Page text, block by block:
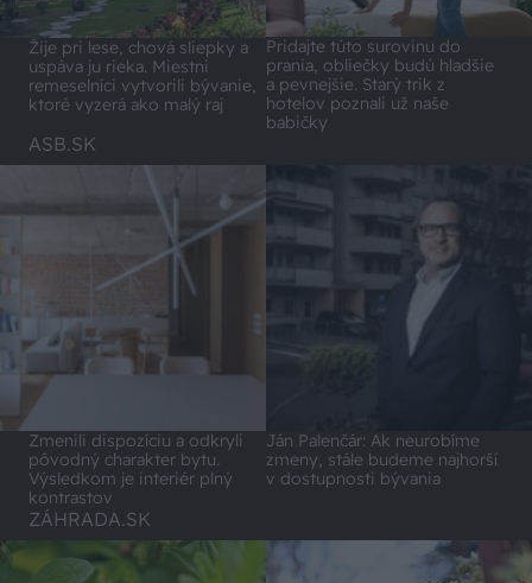
Žije pri lese, chová sliepky a
uspáva ju rieka. Miestni
remeselníci vytvorili bývanie,
ktoré vyzerá ako malý raj
Pridajte túto surovinu do
prania, obliečky budú hladšie
a pevnejšie. Starý trik z
hotelov poznali už naše
babičky
ASB.SK
Zmenili dispozíciu a odkryli
pôvodný charakter bytu.
Výsledkom je interiér plný
kontrastov
Ján Palenčár: Ak neurobíme
zmeny, stále budeme najhorší
v dostupnosti bývania
ZÁHRADA.SK